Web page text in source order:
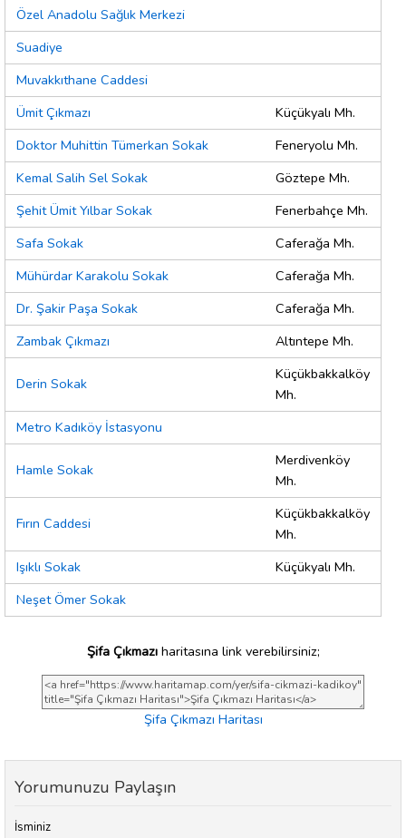
Özel Anadolu Sağlık Merkezi
Suadiye
Muvakkıthane Caddesi
Ümit Çıkmazı
Küçükyalı Mh.
Doktor Muhittin Tümerkan Sokak
Feneryolu Mh.
Kemal Salih Sel Sokak
Göztepe Mh.
Şehit Ümit Yılbar Sokak
Fenerbahçe Mh.
Safa Sokak
Caferağa Mh.
Mühürdar Karakolu Sokak
Caferağa Mh.
Dr. Şakir Paşa Sokak
Caferağa Mh.
Zambak Çıkmazı
Altıntepe Mh.
Derin Sokak
Küçükbakkalköy
Mh.
Metro Kadıköy İstasyonu
Hamle Sokak
Merdivenköy
Mh.
Fırın Caddesi
Küçükbakkalköy
Mh.
Işıklı Sokak
Küçükyalı Mh.
Neşet Ömer Sokak
Şifa Çıkmazıharitasına link verebilirsiniz;
Şifa Çıkmazı Haritası
Yorumunuzu Paylaşın
İsminiz